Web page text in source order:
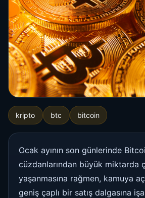
kripto btc bitcoin
Ocak ayının son günlerinde
cüzdanlarından büyük miktarda
yaşanmasına rağmen, kamuya
geniş çaplı bir satış dalgasına